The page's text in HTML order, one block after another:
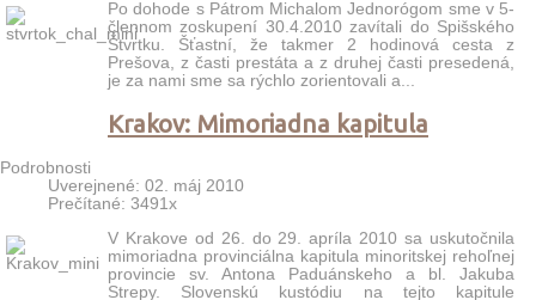
Po dohode s Pátrom Michalom Jednorógom sme v 5-
člennom zoskupení 30.4.2010 zavítali do Spišského
Štvrtku. Šťastní, že takmer 2 hodinová cesta z
Prešova, z časti prestáta a z druhej časti presedená,
je za nami sme sa rýchlo zorientovali a...
Krakov: Mimoriadna kapitula
Podrobnosti
Uverejnené: 02. máj 2010
Prečítané: 3491x
V Krakove od 26. do 29. apríla 2010 sa uskutočnila
mimoriadna provinciálna kapitula minoritskej rehoľnej
provincie sv. Antona Paduánskeho a bl. Jakuba